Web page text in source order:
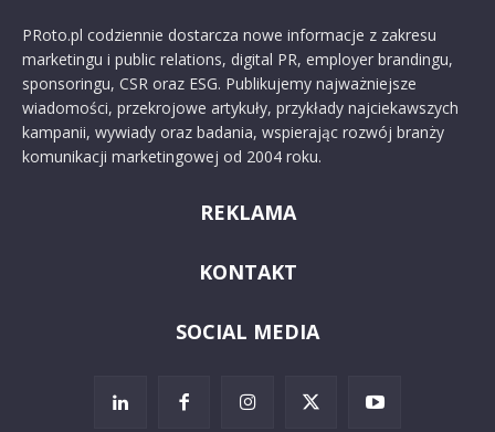
PRoto.pl codziennie dostarcza nowe informacje z zakresu
marketingu i public relations, digital PR, employer brandingu,
sponsoringu, CSR oraz ESG. Publikujemy najważniejsze
wiadomości, przekrojowe artykuły, przykłady najciekawszych
kampanii, wywiady oraz badania, wspierając rozwój branży
komunikacji marketingowej od 2004 roku.
REKLAMA
KONTAKT
SOCIAL MEDIA